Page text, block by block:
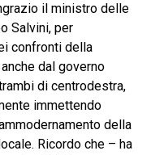
il ministro delle
Salvini, per
confronti della
dal governo
di centrodestra,
immettendo
della
Ricordo che – ha